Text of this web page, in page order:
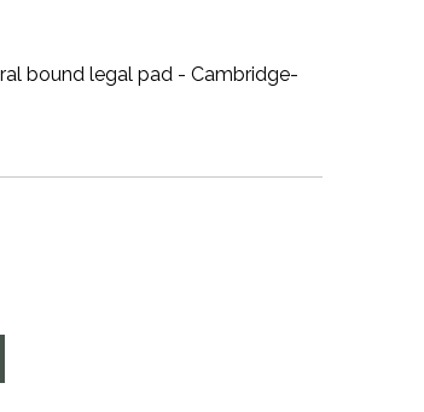
bound legal pad - Cambridge-